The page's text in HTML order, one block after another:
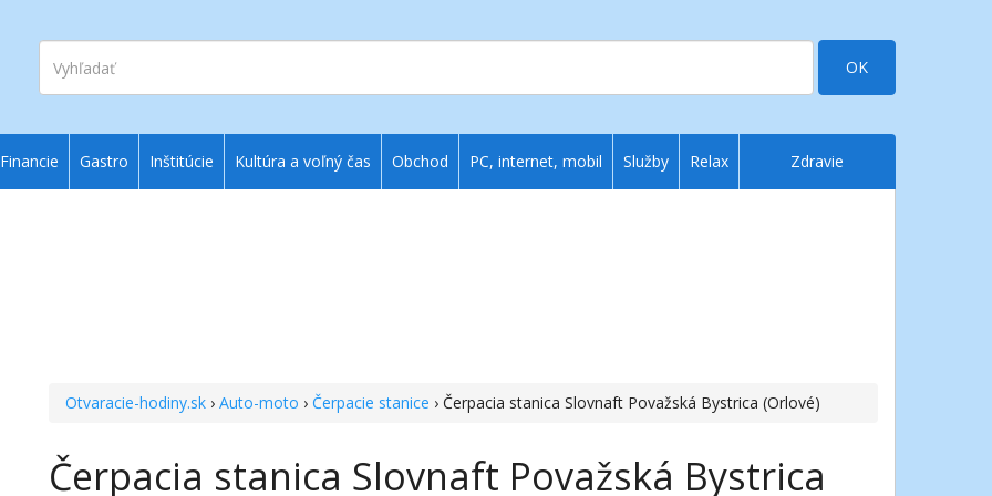
Vyhľadať
OK
Otvaracie-hodiny.sk ›Auto-moto › Čerpacie stanice › Čerpacia stanica Slovnaft Považská Bystrica (Orlové)
Čerpacia stanica Slovnaft Považská Bystrica
Financie Gastro Inštitúcie Kultúra a voľný čas Obchod PC, internet, mobil Služby Relax Zdravie